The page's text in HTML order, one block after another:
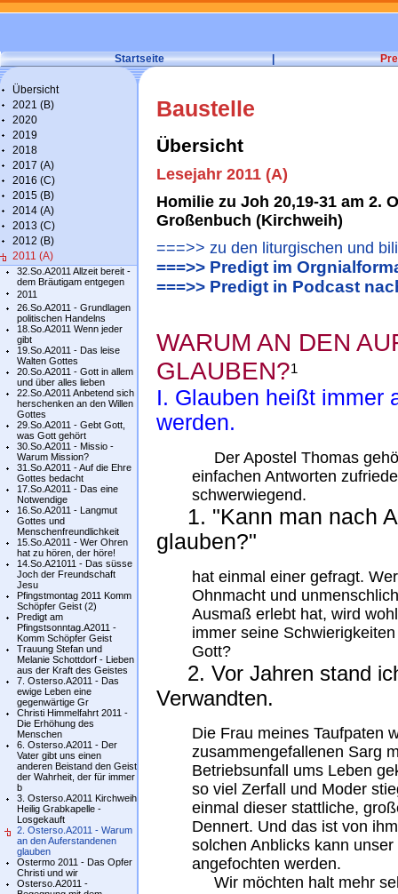
Startseite |
Übersicht
2021 (B)
2020
2019
2018
2017 (A)
2016 (C)
2015 (B)
2014 (A)
2013 (C)
2012 (B)
2011 (A)
32.So.A2011 Allzeit bereit -
dem Bräutigam entgegen
2011
26.So.A2011 - Grundlagen
politischen Handelns
18.So.A2011 Wenn jeder
gibt
19.So.A2011 - Das leise
Walten Gottes
20.So.A2011 - Gott in allem
und über alles lieben
22.So.A2011 Anbetend sich
herschenken an den Willen
Gottes
29.So.A2011 - Gebt Gott,
was Gott gehört
30.So.A2011 - Missio -
Warum Mission?
31.So.A2011 - Auf die Ehre
Gottes bedacht
17.So.A2011 - Das eine
Notwendige
16.So.A2011 - Langmut
Gottes und
Menschenfreundlichkeit
15.So.A2011 - Wer Ohren
hat zu hören, der höre!
14.So.A21011 - Das süsse
Joch der Freundschaft
Jesu
Pfingstmontag 2011 Komm
Schöpfer Geist (2)
Predigt am
Pfingstsonntag.A2011 -
Komm Schöpfer Geist
Trauung Stefan und
Melanie Schottdorf - Lieben
aus der Kraft des Geistes
7. Osterso.A2011 - Das
ewige Leben eine
gegenwärtige Gr
Christi Himmelfahrt 2011 -
Die Erhöhung des
Menschen
6. Osterso.A2011 - Der
Vater gibt uns einen
anderen Beistand den Geist
der Wahrheit, der für immer
b
3. Osterso.A2011 Kirchweih
Heilig Grabkapelle -
Losgekauft
2. Osterso.A2011 - Warum
an den Auferstandenen
glauben
Ostermo 2011 - Das Opfer
Christi und wir
Osterso.A2011 -
Baustelle
Übersicht
Lesejahr 2011 (A)
Homilie zu Joh 20,19-31 am 2.
Großenbuch (Kirchweih)
===>> zu den liturgischen und
===>> Predigt im
===>> Predigt in Podcast
WARUM AN DEN
GLAUBEN?1
I. Glauben heißt immer
werden.
Der Apostel Thomas
einfachen Antworten
schwerwiegend.
1. "Kann man nach
glauben?"
hat einmal einer gefragt.
Ohnmacht und
Ausmaß erlebt hat, wird
immer seine
Gott?
2. Vor Jahren stand
Verwandten.
Die Frau meines Taufpaten
zusammengefallenen Sarg
Betriebsunfall ums Leben
so viel Zerfall und Moder
einmal dieser stattliche,
Dennert. Und das ist von
solchen Anblicks kann
angefochten werden.
Wir möchten halt mehr